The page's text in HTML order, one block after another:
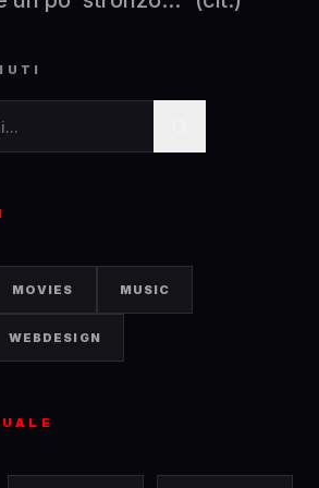
MOVIES MUSIC
WEBDESIGN